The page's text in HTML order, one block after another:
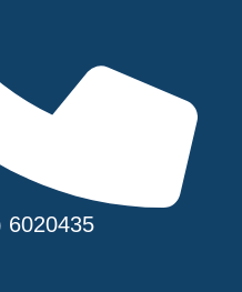
6020435